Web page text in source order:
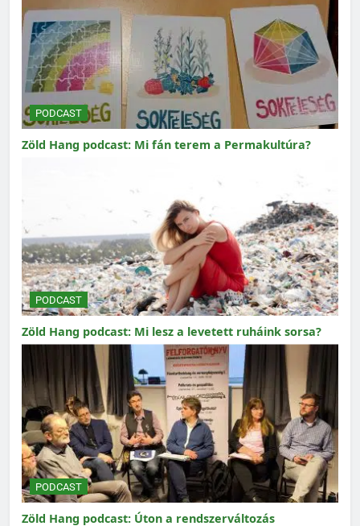
PODCAST
Zöld Hang podcast: Mi fán terem a Permakultúra?
PODCAST
Zöld Hang podcast: Mi lesz a levetett ruháink sorsa?
PODCAST
Zöld Hang podcast: Úton a rendszerváltozás